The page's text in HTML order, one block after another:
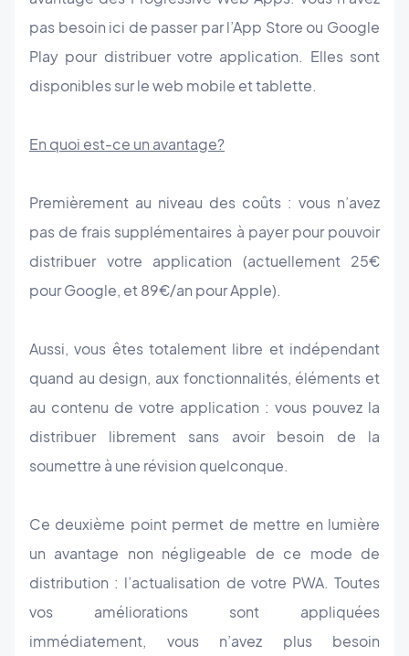
pas besoin ici de passer par l’App Store ou Google
Play pour distribuer votre application. Elles sont
disponibles sur le web mobile et tablette.
En quoi est-ce un avantage?
Premièrement au niveau des coûts : vous n’avez
pas de frais supplémentaires à payer pour pouvoir
distribuer votre application (actuellement 25€
pour Google, et 89€/an pour Apple).
Aussi, vous êtes totalement libre et indépendant
quand au design, aux fonctionnalités, éléments et
au contenu de votre application : vous pouvez la
distribuer librement sans avoir besoin de la
soumettre à une révision quelconque.
Ce deuxième point permet de mettre en lumière
un avantage non négligeable de ce mode de
distribution : l’actualisation de votre PWA. Toutes
vos améliorations sont appliquées
immédiatement, vous n’avez plus besoin